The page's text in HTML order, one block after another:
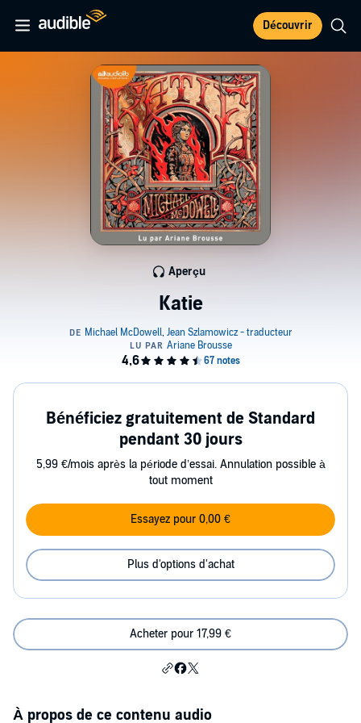
Découvrir
Katie
Aperçu
Bénéficiez gratuitement de Standard
pendant 30 jours
5,99 €/mois après la période d’essai. Annulation possible à
tout moment
Essayez pour 0,00 €
Plus d'options d'achat
Acheter pour 17,99 €
À propos de ce contenu audio